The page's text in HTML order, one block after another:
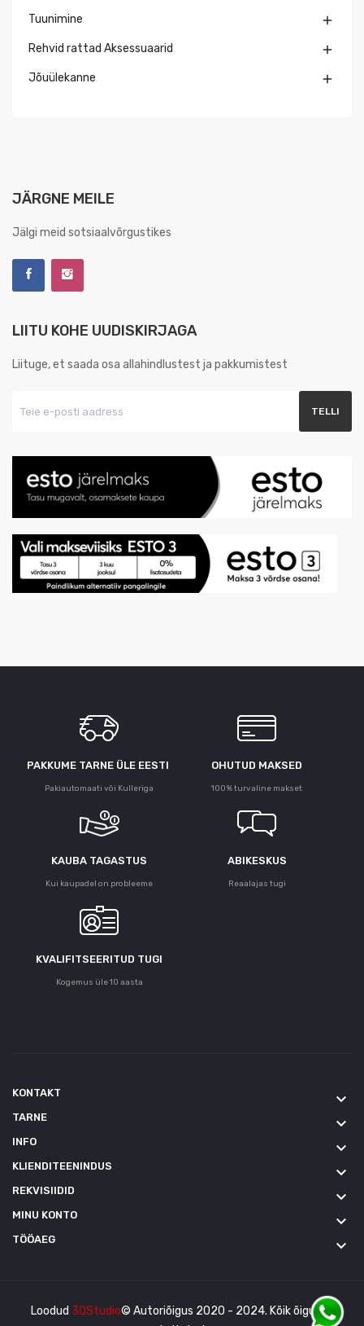
Tuunimine 
Rehvid rattad Aksessuaarid 
Jõuülekanne 
JÄRGNE MEILE
Jälgi meid sotsiaalvõrgustikes
LIITU KOHE UUDISKIRJAGA
Liituge, et saada osa allahindlustest ja pakkumistest
PAKKUME TARNE ÜLE ЕESTI
Pakiautomaati või Kulleriga
OHUTUD MAKSED
100% turvaline makset
KAUBA TAGASTUS
Kui kaupadel on probleeme
ABIKESKUS
Reaalajas tugi
KVALIFITSEERITUD TUGI
Kogemus üle 10 aasta
KONTAKT keyboard_arrow_down
TARNE keyboard_arrow_down
INFO keyboard_arrow_down
KLIENDITEENINDUS keyboard_arrow_down
REKVISIIDID keyboard_arrow_down
MINU KONTO keyboard_arrow_down
TÖÖAEG keyboard_arrow_down
Loodud 3QStudio© Autoriõigus 2020 - 2024. Kõik õigused